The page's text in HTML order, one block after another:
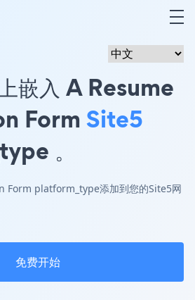
嵌入 A Resume
Form Site5
。
Form platform_type添加到您的Site5网
免费开始